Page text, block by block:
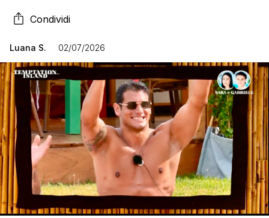
Condividi
Luana S. 02/07/2026